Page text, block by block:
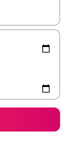
explore-os